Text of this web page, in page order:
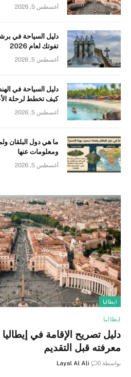
أغسطس 5, 2026
دليل السياحة في
تفوتك لعام 2026
أغسطس 5, 2026
كيف تخطط لرحلة
أغسطس 5, 2026
ما هي دول البلقان
ومعلومات عنها
أغسطس 5, 2026
ايطاليا
ايطاليا
معرفته قبل التقديم
بواسطة Layal Al Ali 0